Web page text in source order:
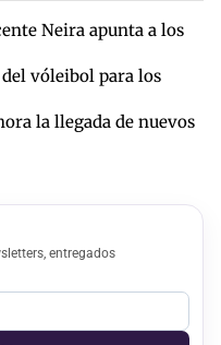
Neira apunta a los
vóleibol para los
la llegada de nuevos
entregados